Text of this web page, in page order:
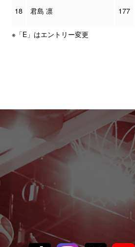
18 君島 凛 177
※「E」はエントリー変更